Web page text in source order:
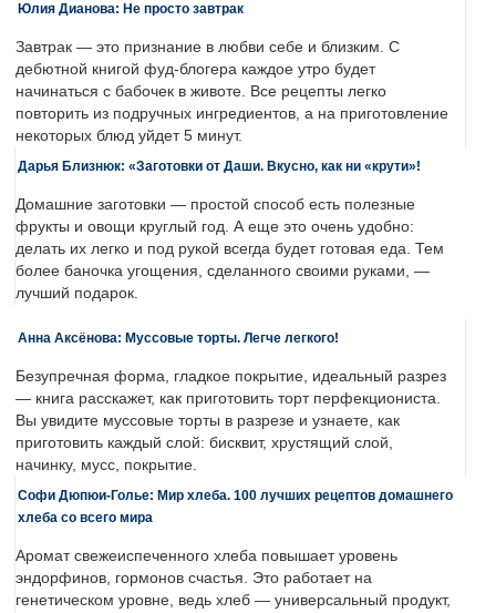
Юлия Дианова: Не просто завтрак
Завтрак — это признание в любви себе и близким. С
дебютной книгой фуд-блогера каждое утро будет
начинаться с бабочек в животе. Все рецепты легко
повторить из подручных ингредиентов, а на приготовление
некоторых блюд уйдет 5 минут.
Дарья Близнюк: «Заготовки от Даши. Вкусно, как ни «крути»!
Домашние заготовки — простой способ есть полезные
фрукты и овощи круглый год. А еще это очень удобно:
делать их легко и под рукой всегда будет готовая еда. Тем
более баночка угощения, сделанного своими руками, —
лучший подарок.
Анна Аксёнова: Муссовые торты. Легче легкого!
Безупречная форма, гладкое покрытие, идеальный разрез
— книга расскажет, как приготовить торт перфекциониста.
Вы увидите муссовые торты в разрезе и узнаете, как
приготовить каждый слой: бисквит, хрустящий слой,
начинку, мусс, покрытие.
Софи Дюпюи-Голье: Мир хлеба. 100 лучших рецептов домашнего
хлеба со всего мира
Аромат свежеиспеченного хлеба повышает уровень
эндорфинов, гормонов счастья. Это работает на
генетическом уровне, ведь хлеб — универсальный продукт,